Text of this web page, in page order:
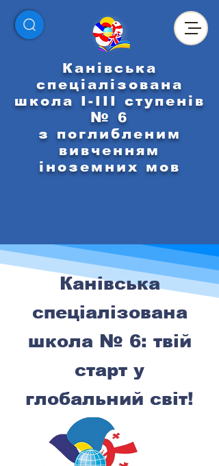
Канівська
спеціалізована
школа І-ІІІ ступенів
№ 6
з поглибленим
вивченням
іноземних мов
Канівська
спеціалізована
школа № 6: твій
старт у
глобальний світ!